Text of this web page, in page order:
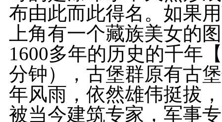
布由此而此得名。如果
上角有一个藏族美女的
1600多年的历史的千年【
分钟），古堡群原有古
年风雨，依然雄伟挺拔
被当今建筑专家，军事